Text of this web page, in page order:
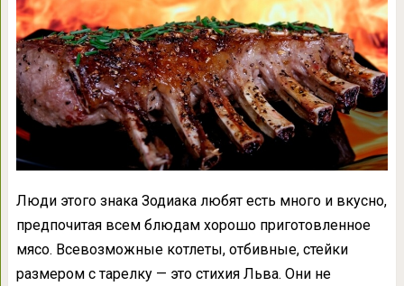
Люди этого знака Зодиака любят есть много и вкусно,
предпочитая всем блюдам хорошо приготовленное
мясо. Всевозможные котлеты, отбивные, стейки
размером с тарелку — это стихия Льва. Они не